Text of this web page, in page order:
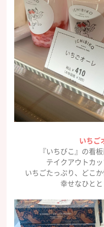
いち
『いちびこ』の看
テイクアウトカ
いちごたっぷり、どこ
幸せなひと